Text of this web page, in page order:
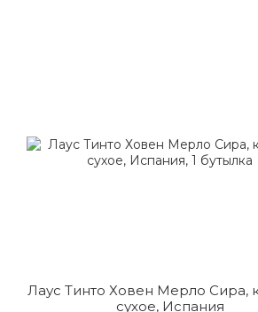
Лаус Тинто Ховен Мерло Сира,
сухое, Испания